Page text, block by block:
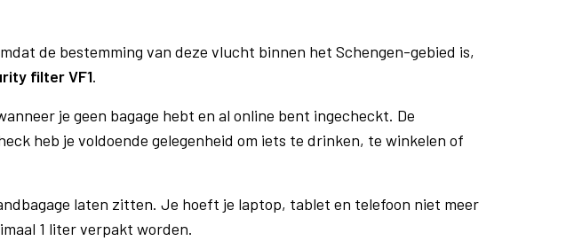
de bestemming van deze vlucht binnen het Schengen-gebied is,
filter VF1.
je geen bagage hebt en al online bent ingecheckt. De
heb je voldoende gelegenheid om iets te drinken, te winkelen of
laten zitten. Je hoeft je laptop, tablet en telefoon niet meer
1 liter verpakt worden.